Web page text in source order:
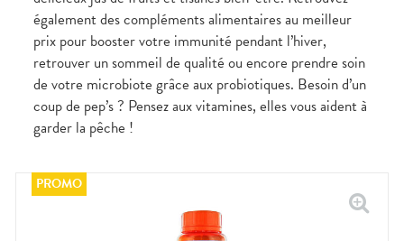
également des compléments alimentaires au meilleur
prix pour booster votre immunité pendant l’hiver,
retrouver un sommeil de qualité ou encore prendre soin
de votre microbiote grâce aux probiotiques. Besoin d’un
coup de pep’s ? Pensez aux vitamines, elles vous aident à
garder la pêche !